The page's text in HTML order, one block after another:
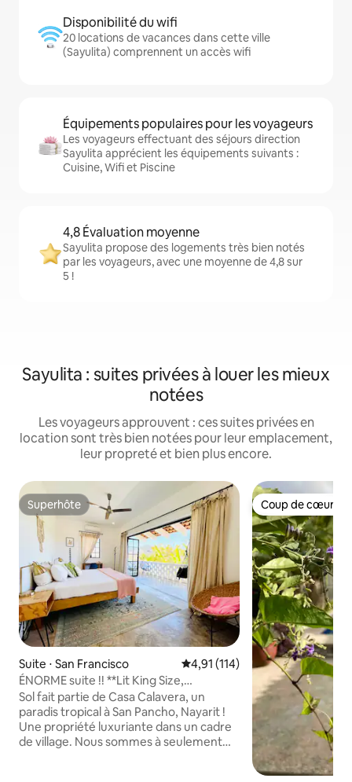
Disponibilité du wifi
20 locations de vacances dans cette ville
(Sayulita) comprennent un accès wifi
Équipements populaires pour les voyageurs
Les voyageurs effectuant des séjours direction
Sayulita apprécient les équipements suivants :
Cuisine, Wifi et Piscine
4,8 Évaluation moyenne
Sayulita propose des logements très bien notés
par les voyageurs, avec une moyenne de 4,8 sur
5 !
Sayulita : suites privées à louer les mieux
notées
Les voyageurs approuvent : ces suites privées en
location sont très bien notées pour leur emplacement,
leur propreté et bien plus encore.
Superhôte
Superhôte
Suite ⋅ San Francisco Évaluation moyenne sur la
4,91 (114)
ÉNORME suite !! **Lit King Size,
climatisation, piscine, Wifi rapide** -
« Sol »
Sol fait partie de Casa Calavera, un
paradis tropical à San Pancho, Nayarit !
Une propriété luxuriante dans un cadre
de village. Nous sommes à seulement
Coup de cœur
Coup de cœur